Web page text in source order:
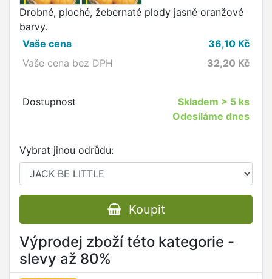
Drobné, ploché, žebernaté plody jasně oranžové
barvy.
Vaše cena
36,10 Kč
Vaše cena bez DPH
32,20 Kč
Dostupnost Skladem > 5 ks
Odesíláme dnes
Vybrat jinou odrůdu:
Koupit
Výprodej zboží této kategorie -
slevy až 80%